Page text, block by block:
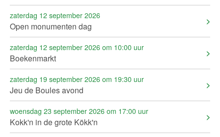
zaterdag 12 september 2026
Open monumenten dag
zaterdag 12 september 2026 om 10:00 uur
Boekenmarkt
zaterdag 19 september 2026 om 19:30 uur
Jeu de Boules avond
woensdag 23 september 2026 om 17:00 uur
Kokk'n in de grote Kökk'n